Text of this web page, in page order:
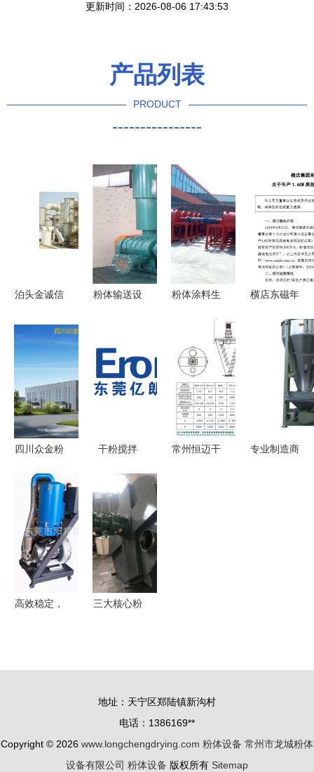
更新时间：2026-08-06 17:43:53
产品列表
PRODUCT
----------------
泊头金诚信
静电除尘
器，工业粉
尘治理的可
靠之选
粉体输送设
策略
粉体涂料生
格、批发与
厂家选择
横店东磁年
效晶硅电池
项目投产，
粉体设备支
撑核心工艺
四川众金粉
新工厂正式
奠基，产业
升级与未来
展望
干粉搅拌
搅拌机、粉
体搅拌机
东莞粉体设
备的核心力
量与应用
常州恒迈干
专业制造商
高效稳定，
三大核心粉
料混合机的
应用与选择
地址：天宁区郑陆镇新沟村
电话：1386169**
Copyright © 2026 www.longchengdrying.com 粉体设备 常州市龙城粉体
设备有限公司 粉体设备 版权所有 Sitemap